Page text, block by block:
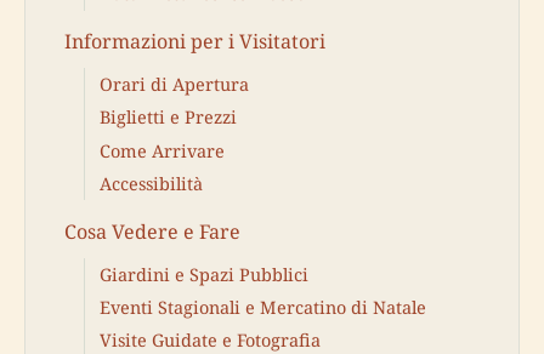
Informazioni per i Visitatori
Orari di Apertura
Biglietti e Prezzi
Come Arrivare
Accessibilità
Cosa Vedere e Fare
Giardini e Spazi Pubblici
Eventi Stagionali e Mercatino di Natale
Visite Guidate e Fotografia